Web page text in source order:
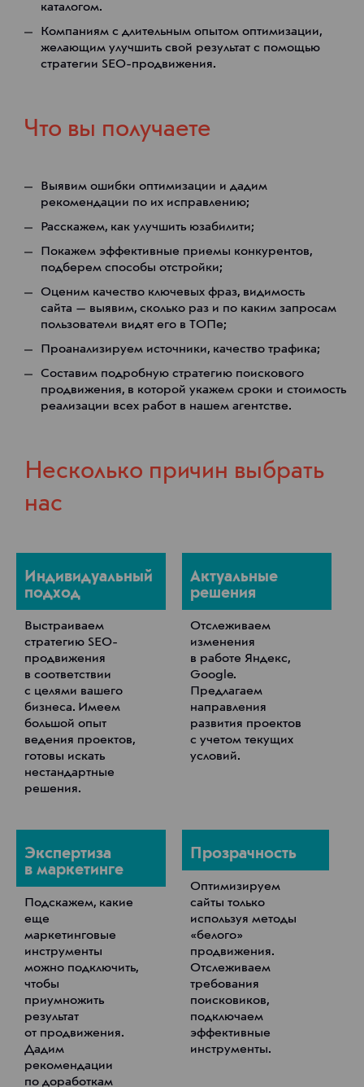
каталогом.
Компаниям с длительным опытом оптимизации,
желающим улучшить свой результат с помощью
стратегии SEO-продвижения.
Что вы получаете
Выявим ошибки оптимизации и дадим
рекомендации по их исправлению;
Расскажем, как улучшить юзабилити;
Покажем эффективные приемы конкурентов,
подберем способы отстройки;
Оценим качество ключевых фраз, видимость
сайта — выявим, сколько раз и по каким запросам
пользователи видят его в ТОПе;
Проанализируем источники, качество трафика;
Составим подробную стратегию поискового
продвижения, в которой укажем сроки и стоимость
реализации всех работ в нашем агентстве.
Несколько причин выбрать
нас
Индивидуальный
подход
Выстраиваем
стратегию SEO-
продвижения
в соответствии
с целями вашего
бизнеса. Имеем
большой опыт
ведения проектов,
готовы искать
нестандартные
решения.
Актуальные
решения
Отслеживаем
изменения
в работе Яндекс,
Google.
Предлагаем
направления
развития проектов
с учетом текущих
условий.
Экспертиза
в маркетинге
Подскажем, какие
еще
маркетинговые
инструменты
можно подключить,
чтобы
приумножить
результат
от продвижения.
Дадим
рекомендации
по доработкам
Прозрачность
Оптимизируем
сайты только
используя методы
«белого»
продвижения.
Отслеживаем
требования
поисковиков,
подключаем
эффективные
инструменты.